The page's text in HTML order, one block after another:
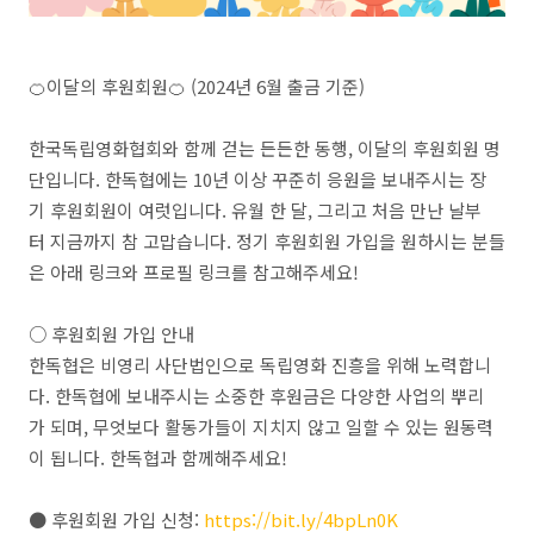
🍊이달의 후원회원🍊 (2024년 6월 출금 기준)
한국독립영화협회와 함께 걷는 든든한 동행, 이달의 후원회원 명
단입니다. 한독협에는 10년 이상 꾸준히 응원을 보내주시는 장
기 후원회원이 여럿입니다. 유월 한 달, 그리고 처음 만난 날부
터 지금까지 참 고맙습니다. 정기 후원회원 가입을 원하시는 분들
은 아래 링크와 프로필 링크를 참고해주세요!
○ 후원회원 가입 안내
한독협은 비영리 사단법인으로 독립영화 진흥을 위해 노력합니
다. 한독협에 보내주시는 소중한 후원금은 다양한 사업의 뿌리
가 되며, 무엇보다 활동가들이 지치지 않고 일할 수 있는 원동력
이 됩니다. 한독협과 함께해주세요!
● 후원회원 가입 신청: https://bit.ly/4bpLn0K